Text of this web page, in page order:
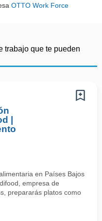
OTTO Work Force
trabajo que te pueden
|
en Países Bajos
empresa de
prepararás platos como